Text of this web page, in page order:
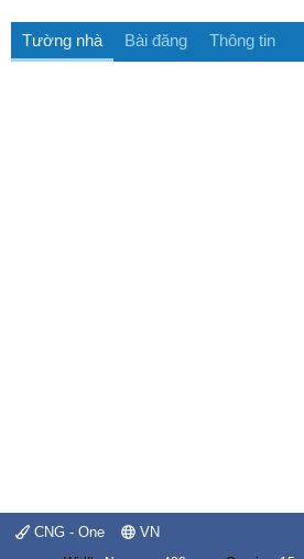
Tường nhà Bài đăng Thông tin
CNG - One VN